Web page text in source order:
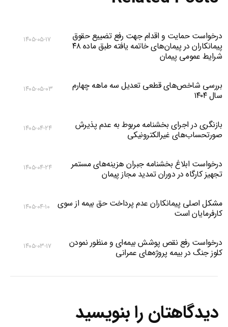
درخواست حمایت و اقدام جهت رفع تضییع حقوق
پیمانکاران در پیمان‌های خاتمه یافته طبق ماده ۴۸
شرایط عمومی پیمان
۱۴۰۵-۰۵-۱۷
بررسی شاخص‌های قطعی تعدیل سه ماهه چهارم
سال ۱۴۰۴
۱۴۰۵-۰۵-۰۳
بازنگری در اجرای بخشنامه مربوط به عدم پذیرش
صورتحساب‌های غیرالکترونیکی
۱۴۰۵-۰۴-۲۴
درخواست ابلاغ بخشنامه جبران هزینه‌های مستمر
تجهیز کارگاه در دوران تمدید مجاز پیمان
۱۴۰۵-۰۴-۲۴
مشکل اصلی پیمانکاران عدم پرداخت حق بیمه از سوی
کارفرمایان است
۱۴۰۵-۰۴-۱۰
درخواست رفع نقص پوشش بیمه‌ای و منظور نمودن
کلوز جنگ در بیمه پروژه‌های عمرانی
۱۴۰۵-۰۳-۱۷
دیدگاهتان را بنویسید